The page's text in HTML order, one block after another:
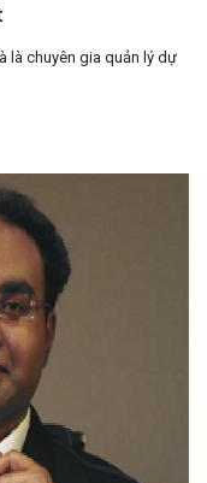
là chuyên gia quản lý dự